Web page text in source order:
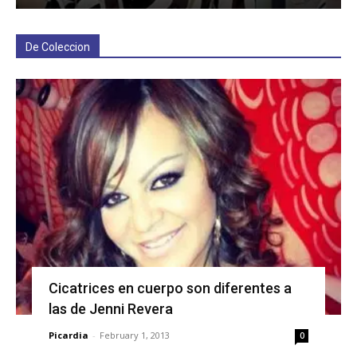
De Coleccion
Cicatrices en cuerpo son diferentes a
las de Jenni Revera
Picardia - February 1, 2013 0